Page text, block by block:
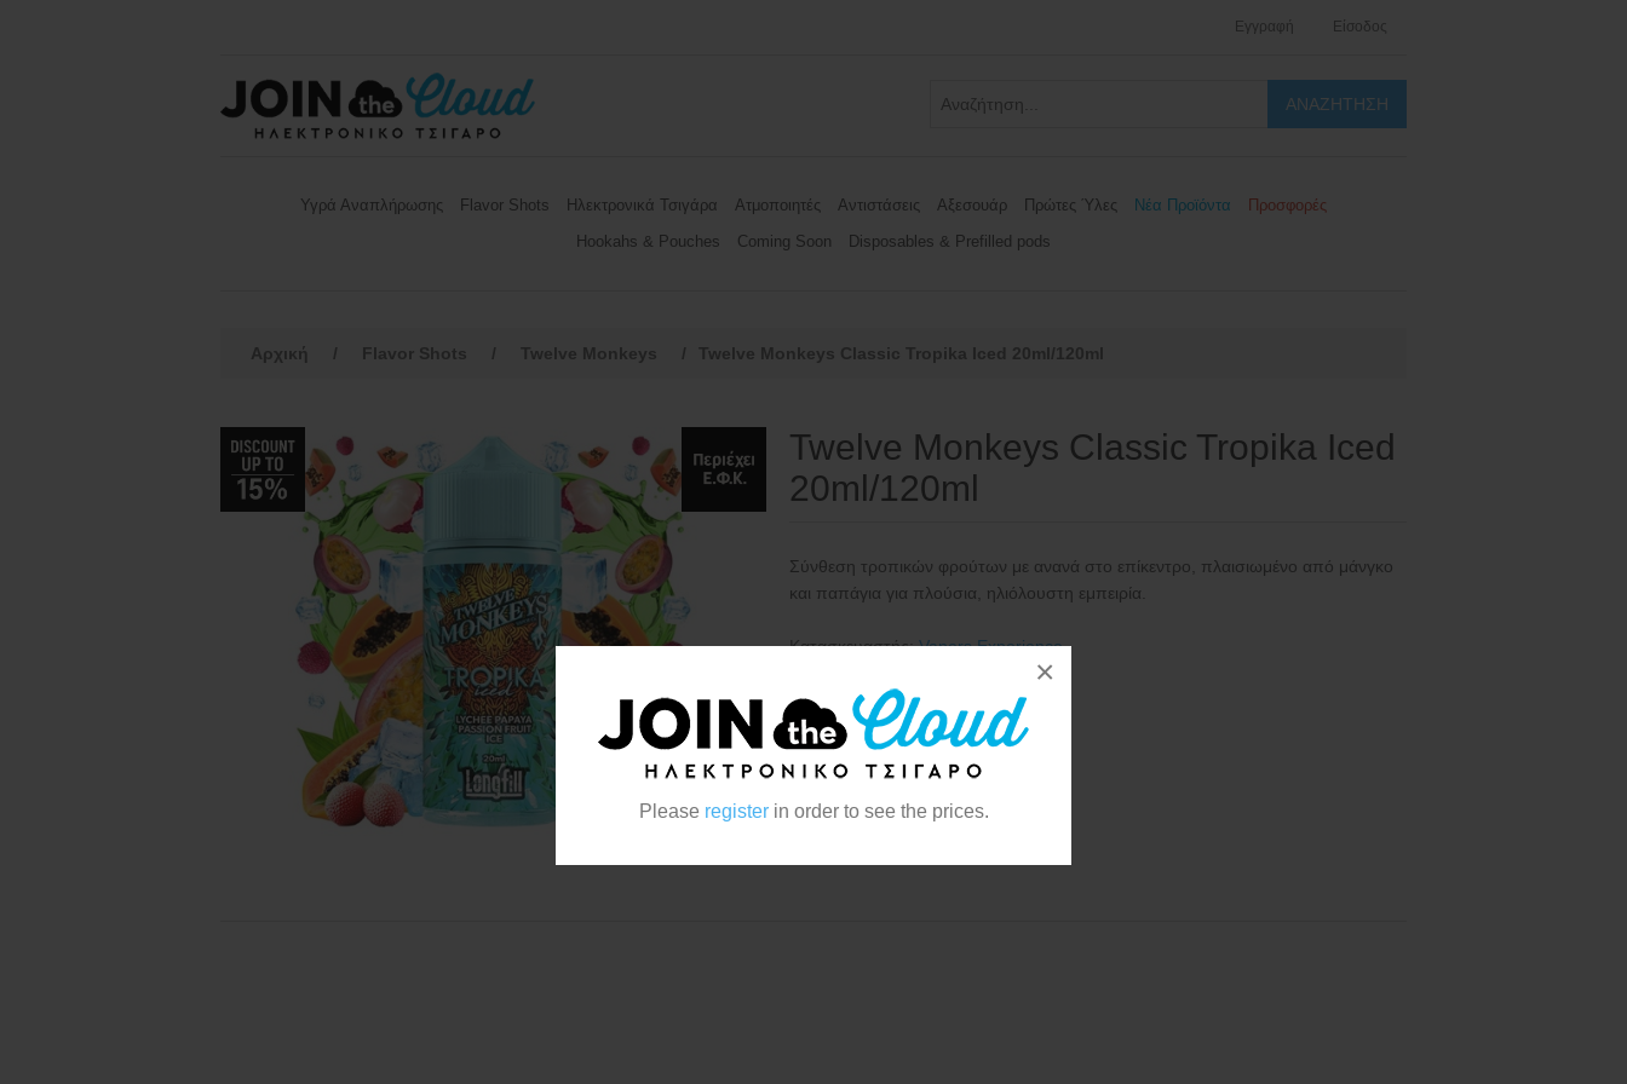
Please registerin order to see the prices.
×
Εγγραφή Είσοδος
Υγρά Αναπλήρωσης Flavor Shots Ηλεκτρονικά Τσιγάρα Ατμοποιητές Αντιστάσεις Αξεσουάρ Πρώτες Ύλες Νέα Προϊόντα
Προσφορές
Hookahs & Pouches
Coming Soon Disposables & Prefilled pods
Αρχική / Flavor Shots / Twelve Monkeys / Twelve Monkeys Classic Tropika Iced 20ml/120ml
Twelve Monkeys Classic Tropika Iced
20ml/120ml
Σύνθεση τροπικών φρούτων με ανανά στο επίκεντρο, πλαισιωμένο από μάνγκο
και παπάγια για πλούσια, ηλιόλουστη εμπειρία.
Κατασκευαστής: Vapers Experience